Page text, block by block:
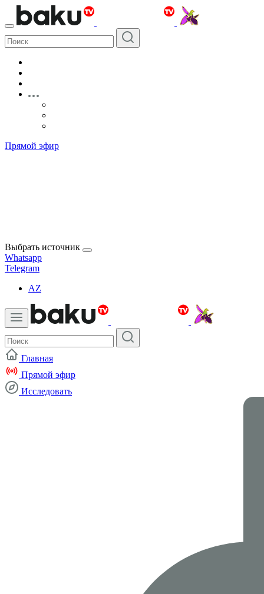
Прямой эфир
Выбрать источник
Whatsapp
Telegram
AZ
Главная
Прямой эфир
Исследовать